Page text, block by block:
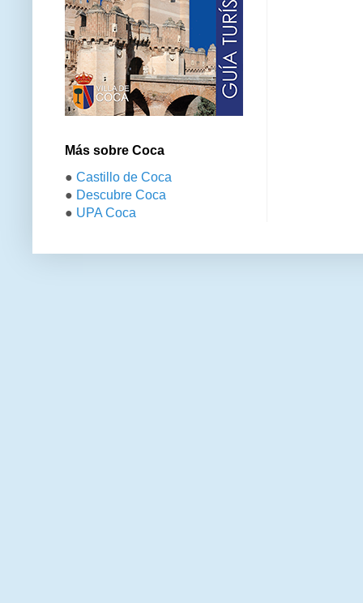
Más sobre Coca
● Castillo de Coca
● Descubre Coca
● UPA Coca